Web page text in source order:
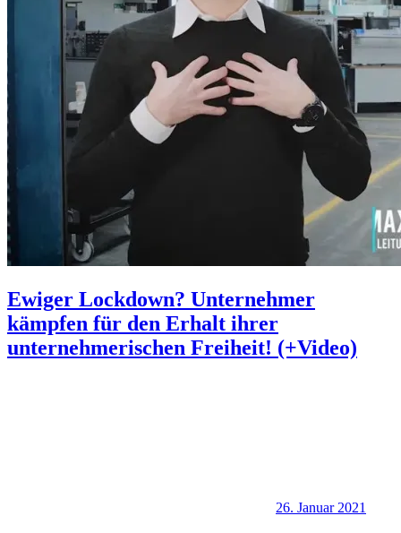
Ewiger Lockdown? Unternehmer
kämpfen für den Erhalt ihrer
unternehmerischen Freiheit! (+Video)
26. Januar 2021